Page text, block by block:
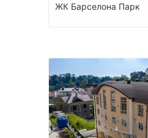
ЖК Барселона Парк